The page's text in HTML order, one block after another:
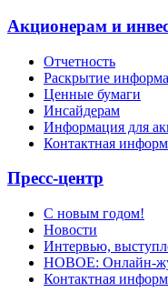
Акционерам и
Отчетность
Раскрытие
Ценные бумаги
Инсайдерам
Информация для
Контактная
Пресс-центр
С новым годом!
Новости
Интервью,
НОВОЕ: Онлайн-
Контактная